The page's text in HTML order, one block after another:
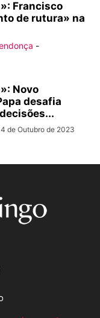
Francisco
de rutura» na
-
Novo
desafia
4 de Outubro de 2023